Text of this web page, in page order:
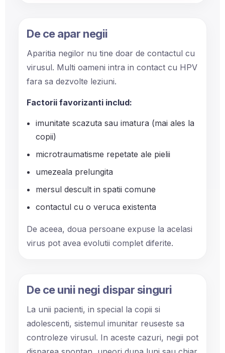
De ce apar negii
Aparitia negilor nu tine doar de contactul cu
virusul. Multi oameni intra in contact cu HPV
fara sa dezvolte leziuni.
Factorii favorizanti includ:
imunitate scazuta sau imatura (mai ales la
copii)
microtraumatisme repetate ale pielii
umezeala prelungita
mersul descult in spatii comune
contactul cu o veruca existenta
De aceea, doua persoane expuse la acelasi
virus pot avea evolutii complet diferite.
De ce unii negi dispar singuri
La unii pacienti, in special la copii si
adolescenti, sistemul imunitar reuseste sa
controleze virusul. In aceste cazuri, negii pot